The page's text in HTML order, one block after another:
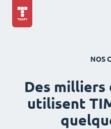
NOS
Des
utilisent